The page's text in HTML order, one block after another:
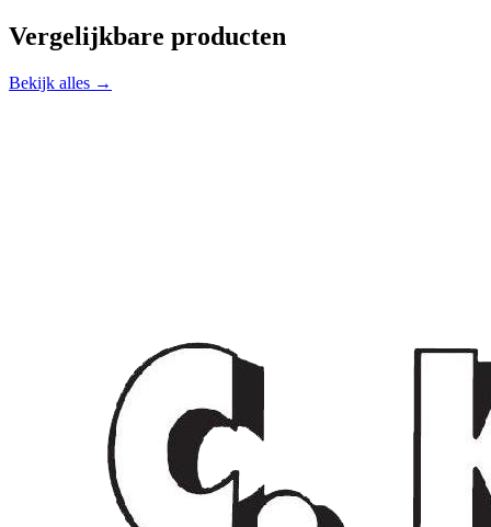
Vergelijkbare producten
Bekijk alles →